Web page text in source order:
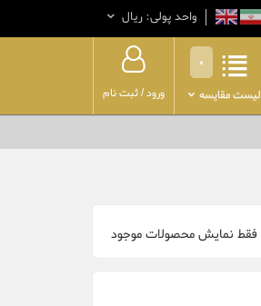
واحد پولی: ريال
ورود/ثبت نام
0
لیست مقایسه
فقط نمایش محصولات موجود